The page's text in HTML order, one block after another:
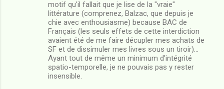
motif qu'il fallait que je lise de la "vraie"
littérature (comprenez, Balzac, que depuis je
chie avec enthousiasme) because BAC de
Français (les seuls effets de cette interdiction
avaient été de me faire décupler mes achats de
SF et de dissimuler mes livres sous un tiroir)...
Ayant tout de même un minimum d'intégrité
spatio-temporelle, je ne pouvais pas y rester
insensible.